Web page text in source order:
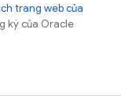
trang web của
ký của Oracle